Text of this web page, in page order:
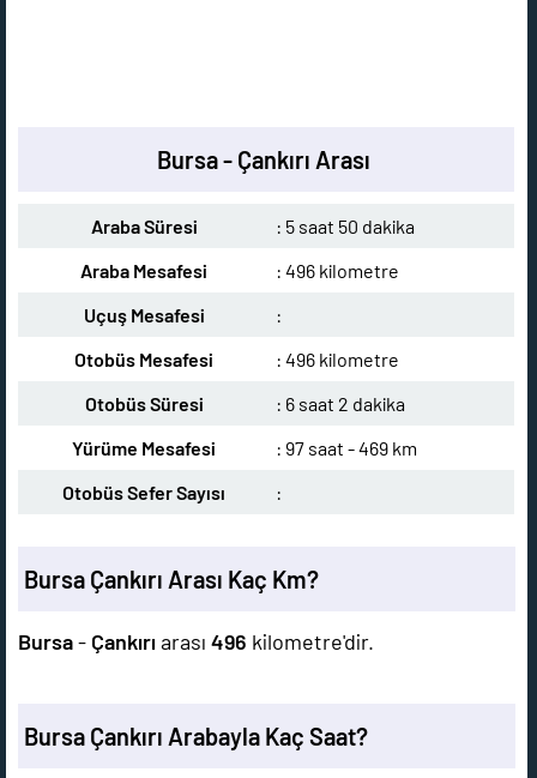
Bursa - Çankırı Arası
Araba Süresi
: 5 saat 50 dakika
Araba Mesafesi
: 496 kilometre
Uçuş Mesafesi
:
Otobüs Mesafesi
: 496 kilometre
Otobüs Süresi
: 6 saat 2 dakika
Yürüme Mesafesi
: 97 saat - 469 km
Otobüs Sefer Sayısı
:
Bursa Çankırı Arası Kaç Km?
Bursa- Çankırıarası 496 kilometre'dir.
Bursa Çankırı Arabayla Kaç Saat?